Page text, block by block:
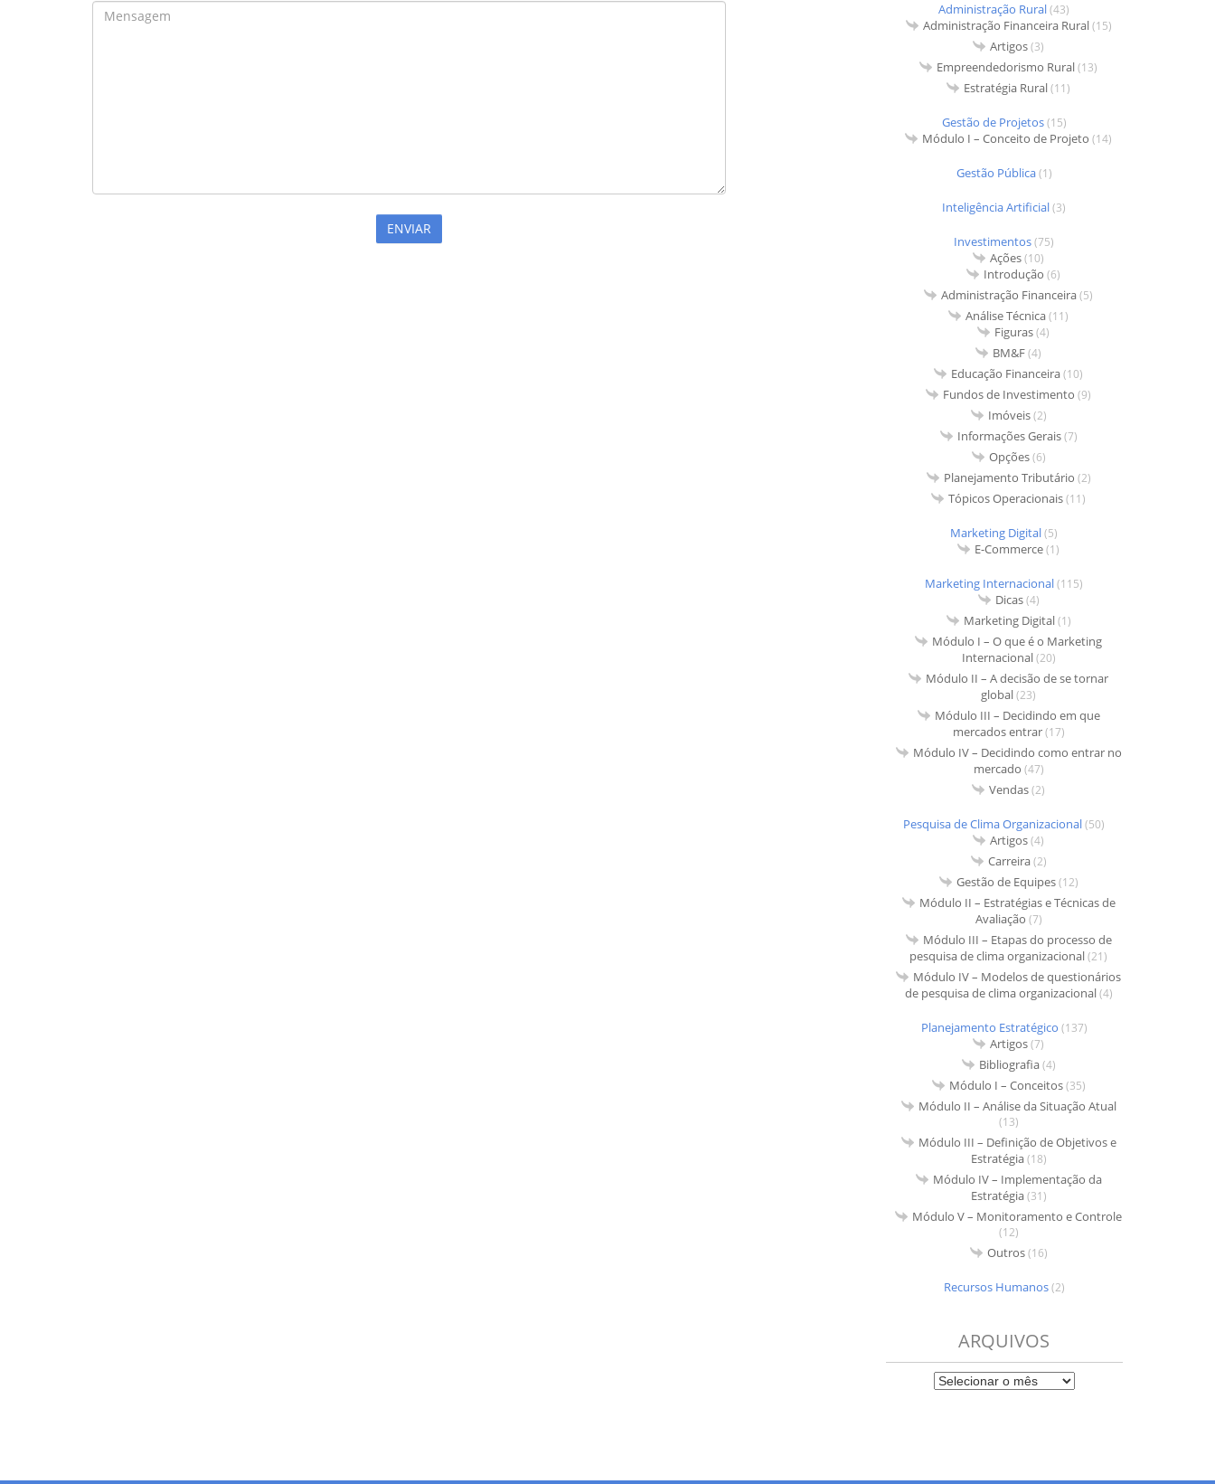
Administração Rural(43)
Administração Financeira Rural(15)
Artigos(3)
Empreendedorismo Rural(13)
Estratégia Rural(11)
Gestão de Projetos(15)
Módulo I – Conceito de Projeto (14)
Gestão Pública(1)
Inteligência Artificial(3)
Investimentos(75)
Ações(10)
Introdução (6)
Administração Financeira(5)
Análise Técnica(11)
Figuras(4)
BM&F(4)
Educação Financeira(10)
Fundos de Investimento (9)
Imóveis(2)
Informações Gerais(7)
Opções(6)
Planejamento Tributário (2)
Tópicos Operacionais(11)
Marketing Digital(5)
E-Commerce(1)
Marketing Internacional(115)
Dicas(4)
Marketing Digital(1)
Módulo I – O que é o Marketing
Internacional(20)
Módulo II – A decisão de se tornar
global(23)
Módulo III – Decidindo em que
mercados entrar(17)
Módulo IV – Decidindo como entrar no
mercado (47)
Vendas(2)
Pesquisa de Clima Organizacional(50)
Artigos(4)
Carreira(2)
Gestão de Equipes(12)
Módulo II – Estratégias e Técnicas de
Avaliação (7)
Módulo III – Etapas do processo de
pesquisa de clima organizacional(21)
Módulo IV – Modelos de questionários
de pesquisa de clima organizacional(4)
Planejamento Estratégico (137)
Artigos(7)
Bibliografia(4)
Módulo I – Conceitos(35)
Módulo II – Análise da Situação Atual
(13)
Módulo III – Definição de Objetivos e
Estratégia(18)
Módulo IV – Implementação da
Estratégia(31)
Módulo V – Monitoramento e Controle
(12)
Outros(16)
Recursos Humanos(2)
ARQUIVOS